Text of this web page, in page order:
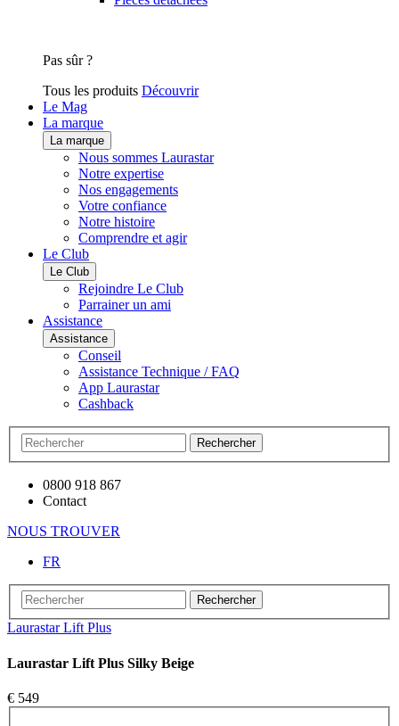
Pas sûr ?
Tous les produits Découvrir
Le Mag
La marque
La marque
Nous sommes Laurastar
Notre expertise
Nos engagements
Votre confiance
Notre histoire
Comprendre et agir
Le Club
Le Club
Rejoindre Le Club
Parrainer un ami
Assistance
Assistance
Conseil
Assistance Technique / FAQ
App Laurastar
Cashback
Rechercher
0800 918 867
Contact
NOUS TROUVER
FR
Rechercher
Laurastar Lift Plus
Laurastar Lift Plus Silky Beige
€ 549